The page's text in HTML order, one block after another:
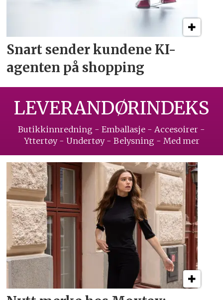
Snart sender kundene KI-
agenten på shopping
LEVERANDØRINDEKS
Butikkinnredning - Emballasje - Accesoirer -
Yttertøy - Undertøy - Belysning - Med mer